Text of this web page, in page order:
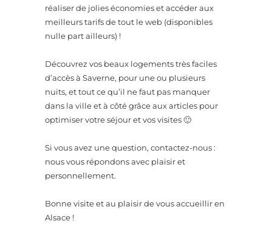
réaliser de jolies économies et accéder aux
meilleurs tarifs de tout le web (disponibles
nulle part ailleurs) !
Découvrez vos beaux logements très faciles
d’accès à Saverne, pour une ou plusieurs
nuits, et tout ce qu’il ne faut pas manquer
dans la ville et à côté grâce aux articles pour
optimiser votre séjour et vos visites 🙂
Si vous avez une question, contactez-nous :
nous vous répondons avec plaisir et
personnellement.
Bonne visite et au plaisir de vous accueillir en
Alsace !